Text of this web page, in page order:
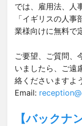
では、雇用法、人
「イギリスの人
業様向けに無料で
ご要望、ご質問、
いましたら、ご遠
絡くださいますよ
Email:
【バックナ